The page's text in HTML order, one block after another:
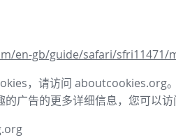
en-gb/guide/safari/sfri11471/
，请访问 aboutcookies.org
广告的更多详细信息，您可以访